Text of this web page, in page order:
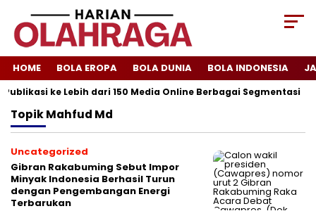
HOME BOLA EROPA BOLA DUNIA BOLA INDONESIA
ke Lebih dari 150 Media Online Berbagai Segmentasi
TopikMahfud Md
Uncategorized
Gibran Rakabuming Sebut Impor
Minyak Indonesia Berhasil Turun
dengan Pengembangan Energi
Terbarukan